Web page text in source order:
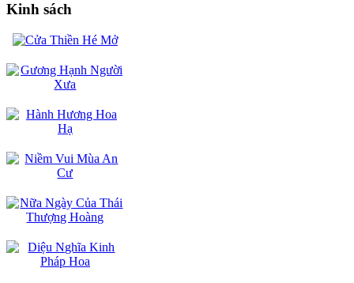
Kinh sách